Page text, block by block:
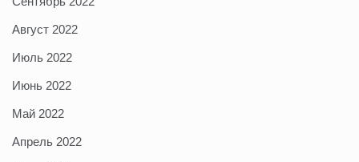
Август 2022
Июль 2022
Июнь 2022
Май 2022
Апрель 2022